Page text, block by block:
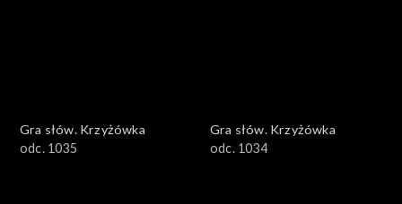
Gra słów. Krzyżówka
odc. 1035
Gra słów. Krzyżówka
odc. 1034